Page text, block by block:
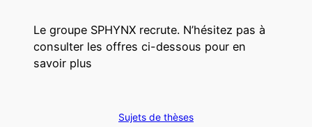
Le groupe SPHYNX recrute. N’hésitez pas à
consulter les offres ci-dessous pour en
savoir plus
Sujets de thèses